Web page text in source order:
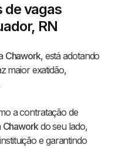
de vagas
RN
Chawork, está adotando
maior exatidão,
a contratação de
Chaworkdo seu lado,
e garantindo